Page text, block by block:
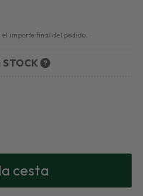
importe final del pedido.
STOCK
cesta